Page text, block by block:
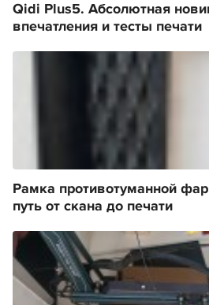
Qidi Plus5. Абсолютная
впечатления и тесты печати
Рамка противотуманной
путь от скана до печати